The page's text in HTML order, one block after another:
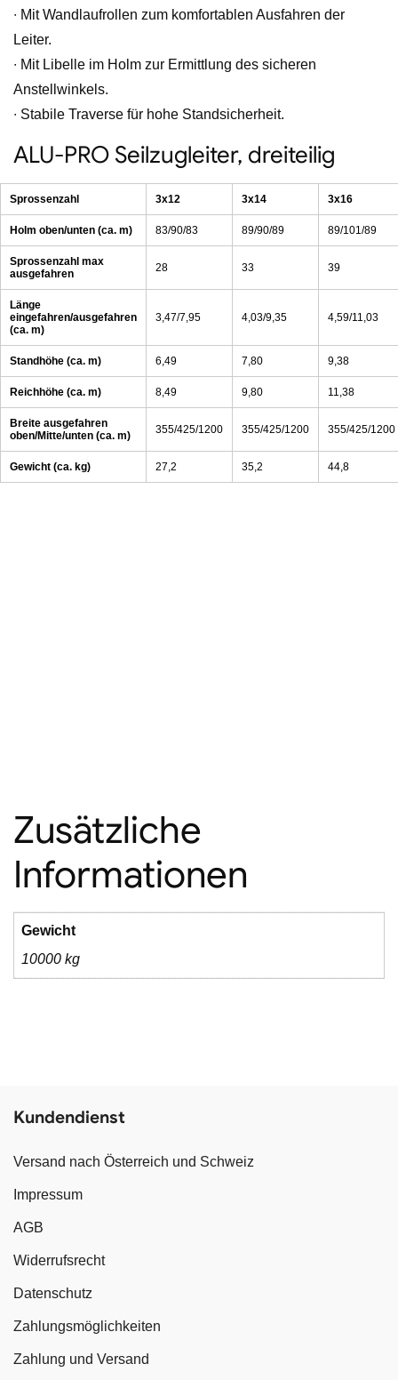
∙ Mit Wandlaufrollen zum komfortablen Ausfahren der
Leiter.
∙ Mit Libelle im Holm zur Ermittlung des sicheren
Anstellwinkels.
∙ Stabile Traverse für hohe Standsicherheit.
ALU-PRO Seilzugleiter, dreiteilig
Sprossenzahl 3x12 3x14 3x16
Holm oben/unten (ca. m) 83/90/83 89/90/89 89/101/89
Sprossenzahl max
ausgefahren
28 33 39
Länge
eingefahren/ausgefahren
(ca. m)
3,47/7,95 4,03/9,35 4,59/11,03
Standhöhe (ca. m) 6,49 7,80 9,38
Reichhöhe (ca. m) 8,49 9,80 11,38
Breite ausgefahren
oben/Mitte/unten (ca. m)
355/425/1200 355/425/1200 355/425/1200
Gewicht (ca. kg) 27,2 35,2 44,8
Zusätzliche
Informationen
Gewicht
10000 kg
Kundendienst
Versand nach Österreich und Schweiz
Impressum
AGB
Widerrufsrecht
Datenschutz
Zahlungsmöglichkeiten
Zahlung und Versand